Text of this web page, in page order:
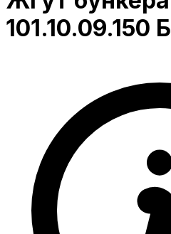
101.10.09.150 Б